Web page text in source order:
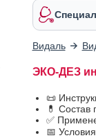
Видаль
ЭКО-ДЕЗ
📜
💊
✅
📅